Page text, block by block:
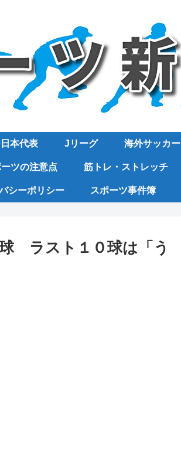
本代表 Jリーグ 海外サッカー
ーツの注意点 筋トレ・ストレッチ
シーポリシー スポーツ事件簿
球 ラスト１０球は「う